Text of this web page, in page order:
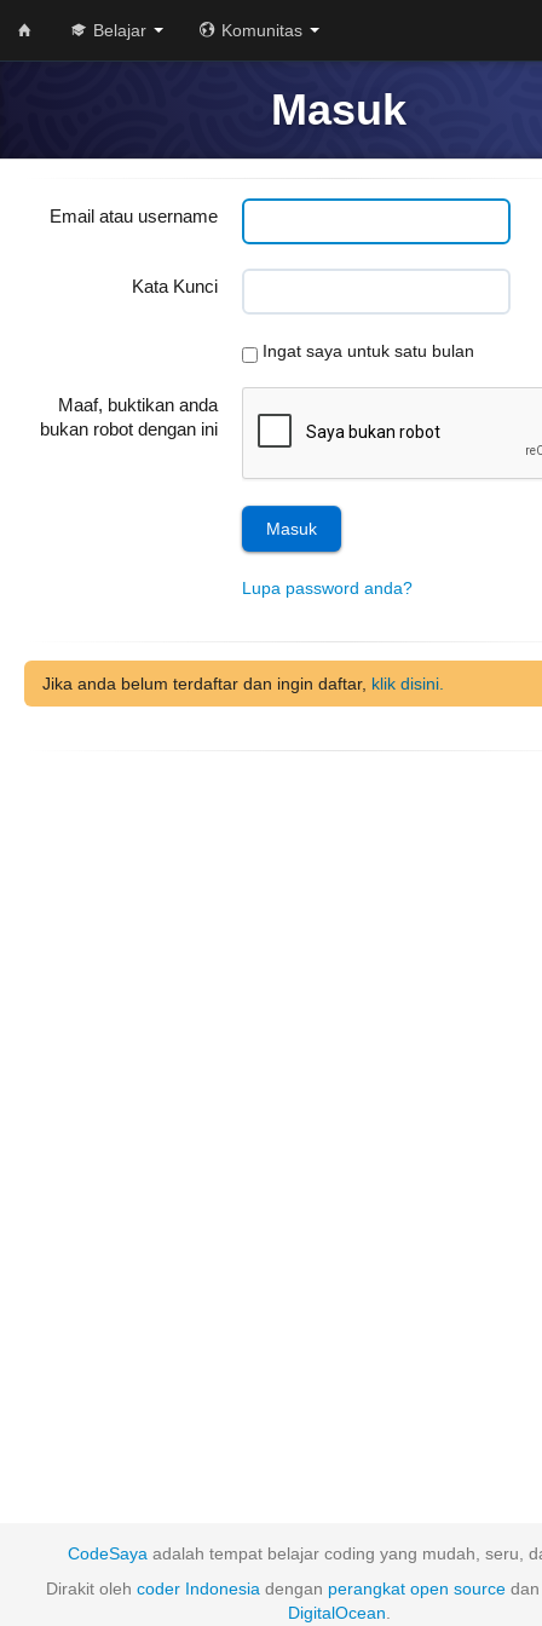
Belajar Komunitas
Masuk
Email atau username
Kata Kunci
Ingat saya untuk satu bulan
Maaf, buktikan anda
bukan robot dengan ini
Lupa password anda?
Jika anda belum terdaftar dan ingin daftar, klik disini.
CodeSaya adalah tempat belajar coding yang mudah, seru,
Dirakit oleh coder Indonesia dengan perangkat open source
DigitalOcean